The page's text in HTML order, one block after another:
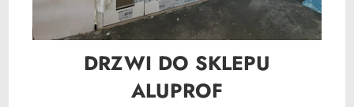
DRZWI DO SKLEPU
ALUPROF